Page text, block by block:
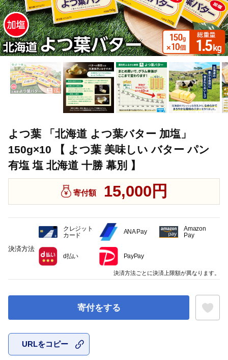
よつ葉 「北海道 よつ葉バター 加塩」
150g×10 【 よつ葉 美味しい バター パン
有塩 塩 北海道 十勝 幕別 】
寄付額 15,000円
寄付をする
URLをコピー
決済方法
クレジット
カード
ANA Pay
Amazon
Pay
d払い PayPay
決済方法ごとに決済上限額が異なります。